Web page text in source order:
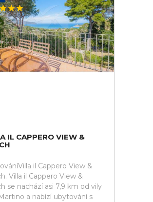
IL CAPPERO VIEW &
il Cappero View &
Villa il Cappero View &
se nachází asi 7,9 km od vily
a nabízí ubytování s